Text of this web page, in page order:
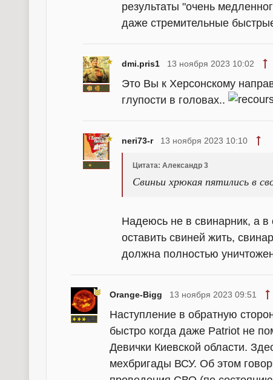
результаты "очень
даже стремительные
dmi.pris1 13 ноября 2023 10:02
Это Вы к Херсонскому
глупости в головах..
neri73-r 13 ноября 2023 10:10
Цитата: Александр 3
Свиньи хрюкая пятились в
Надеюсь не в свинарник, а
оставить свиней жить,
должна полностью
Orange-Bigg 13 ноября 2023 09:51
Наступление в обратную
быстро когда даже Patriot не
Девички Киевской области.
мехбригады ВСУ. Об этом